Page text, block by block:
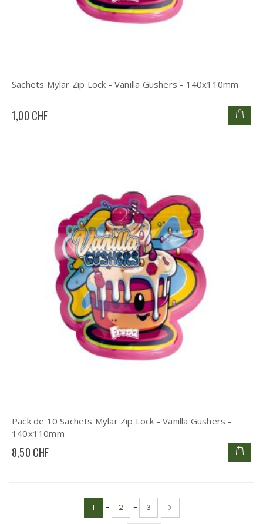
Sachets Mylar Zip Lock - Vanilla Gushers - 140x110mm
1,00 CHF
Pack de 10 Sachets Mylar Zip Lock - Vanilla Gushers -
140x110mm
8,50 CHF
Page
Vous lisez actuellement la page
1 - Page
2 - Page
3 Page
Suivant